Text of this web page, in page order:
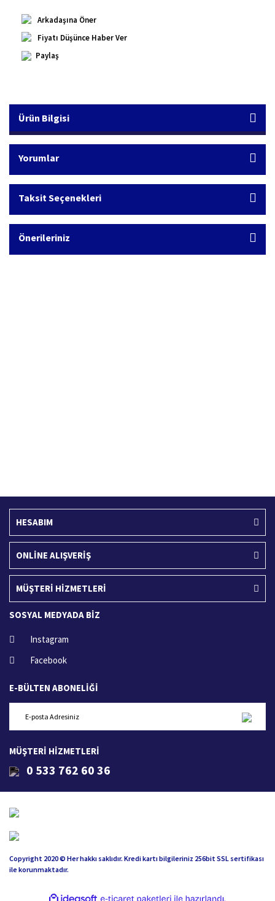
Arkadaşına Öner
Fiyatı Düşünce Haber Ver
Paylaş
Ürün Bilgisi
Yorumlar
Taksit Seçenekleri
Önerileriniz
HESABIM
ONLİNE ALIŞVERİŞ
MÜŞTERİ HİZMETLERİ
SOSYAL MEDYADA BİZ
Instagram
Facebook
E-BÜLTEN ABONELİĞİ
MÜŞTERİ HİZMETLERİ
0 533 762 60 36
Copyright 2020 © Her hakkı saklıdır. Kredi kartı bilgileriniz 256bit SSL sertifikası
ile korunmaktadır.
ideasoft e-